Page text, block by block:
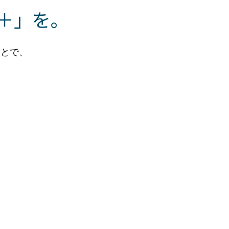
を。
で、